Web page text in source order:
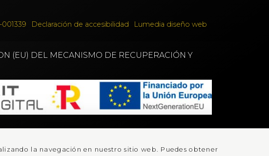
Declaración de accesibilidad Lumedia diseño web
(EU) DEL MECANISMO DE RECUPERACIÓN Y
la navegación en nuestro sitio web. Puedes obtener